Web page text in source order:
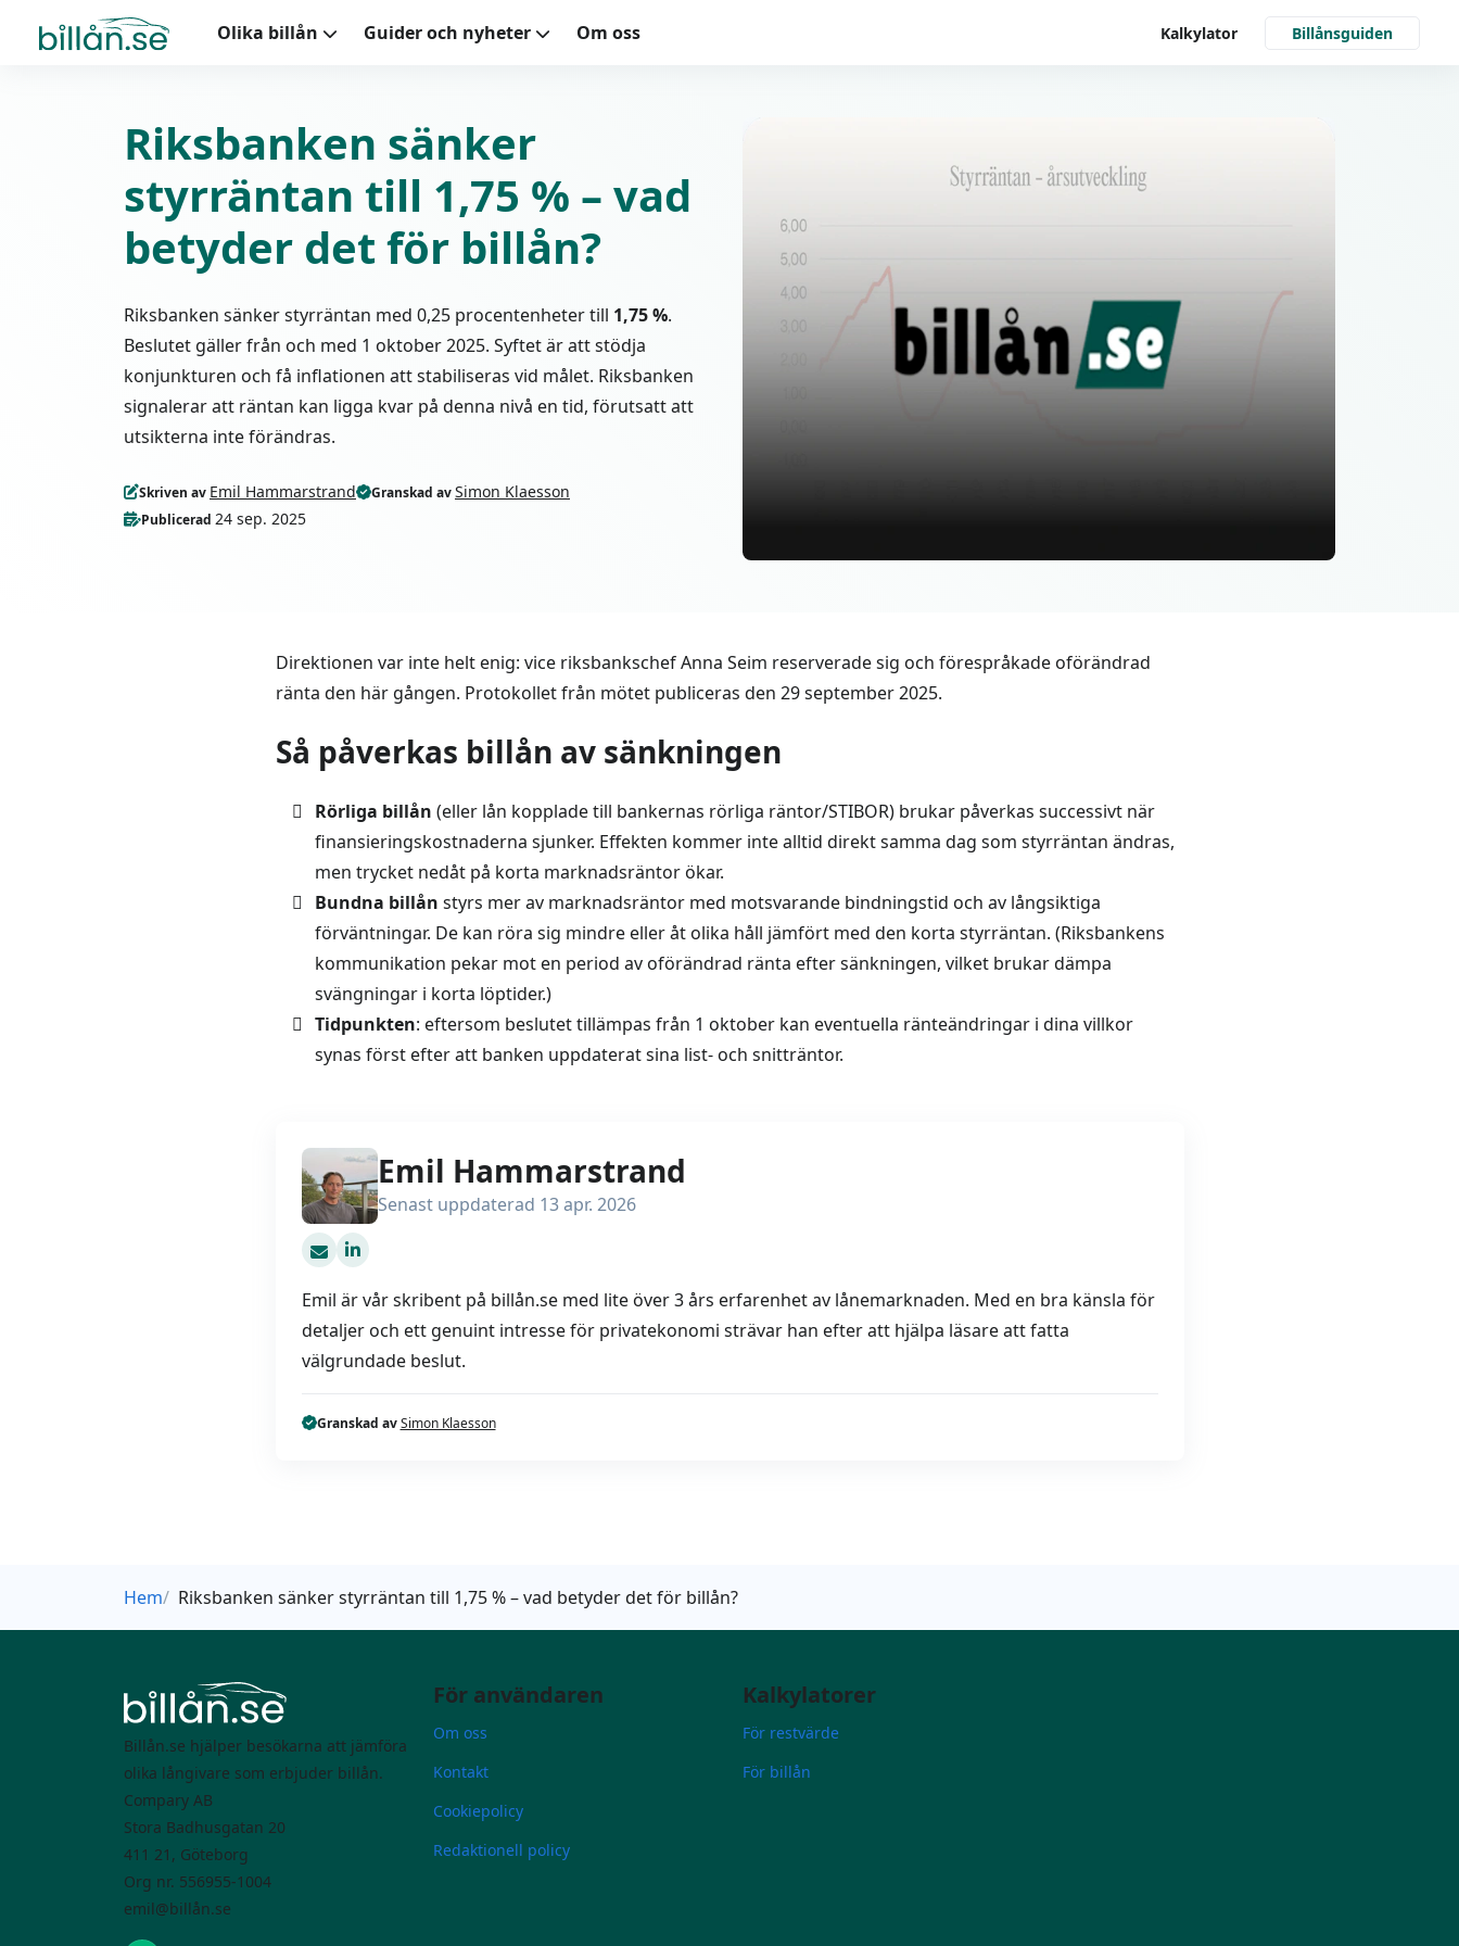
Olika billån Guider och nyheter Om oss Kalkylator Billånsguiden
Riksbanken sänker
styrräntan till 1,75 % – vad
betyder det för billån?
Riksbanken sänker styrräntan med 0,25 procentenheter till 1,75 %.
Beslutet gäller från och med 1 oktober 2025. Syftet är att stödja
konjunkturen och få inflationen att stabiliseras vid målet. Riksbanken
signalerar att räntan kan ligga kvar på denna nivå en tid, förutsatt att
utsikterna inte förändras.
Skriven av Emil Hammarstrand Granskad avSimon Klaesson
Publicerad 24 sep. 2025
Direktionen var inte helt enig: vice riksbankschef Anna Seim reserverade sig och förespråkade oförändrad
ränta den här gången. Protokollet från mötet publiceras den 29 september 2025.
Så påverkas billån av sänkningen
Rörliga billån (eller lån kopplade till bankernas rörliga räntor/STIBOR) brukar påverkas successivt när
finansieringskostnaderna sjunker. Effekten kommer inte alltid direkt samma dag som styrräntan ändras,
men trycket nedåt på korta marknadsräntor ökar.
Bundna billån styrs mer av marknadsräntor med motsvarande bindningstid och av långsiktiga
förväntningar. De kan röra sig mindre eller åt olika håll jämfört med den korta styrräntan. (Riksbankens
kommunikation pekar mot en period av oförändrad ränta efter sänkningen, vilket brukar dämpa
svängningar i korta löptider.)
Tidpunkten: eftersom beslutet tillämpas från 1 oktober kan eventuella ränteändringar i dina villkor
synas först efter att banken uppdaterat sina list- och snitträntor.
Emil Hammarstrand
Senast uppdaterad 13 apr. 2026
emil@billån.se
Emil är vår skribent på billån.se med lite över 3 års erfarenhet av lånemarknaden. Med en bra känsla för
detaljer och ett genuint intresse för privatekonomi strävar han efter att hjälpa läsare att fatta
välgrundade beslut.
Granskad avSimon Klaesson
Hem Riksbanken sänker styrräntan till 1,75 % – vad betyder det för billån?
Billån.se hjälper besökarna att jämföra
olika långivare som erbjuder billån.
Compary AB
Stora Badhusgatan 20
411 21, Göteborg
Org nr. 556955-1004
emil@billån.se
För användaren
Om oss
Kontakt
Cookiepolicy
Redaktionell policy
Kalkylatorer
För restvärde
För billån